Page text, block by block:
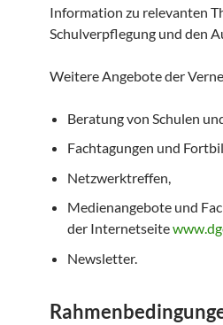
Information zu relevanten
Schulverpflegung und den
Weitere Angebote der
Beratung von Schulen
Fachtagungen und
Netzwerktreffen,
Medienangebote und
der Internetseite
Newsletter.